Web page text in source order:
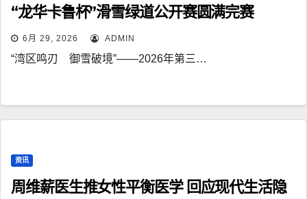
“龙华卡鲁杯”滑雪绿道公开赛圆满完赛
6月 29, 2026 ADMIN
“湾区鸣刃 御雪破境”——2026年第三…
资讯
周维薪医生推女性平衡医学 回应现代生活隐